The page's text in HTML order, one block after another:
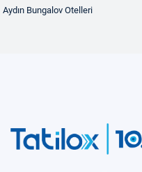
Aydın Bungalov Otelleri